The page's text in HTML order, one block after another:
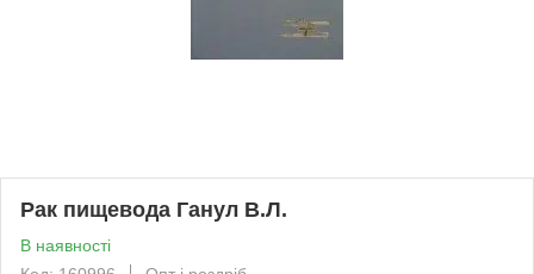
Рак пищевода Ганул В.Л.
В наявності